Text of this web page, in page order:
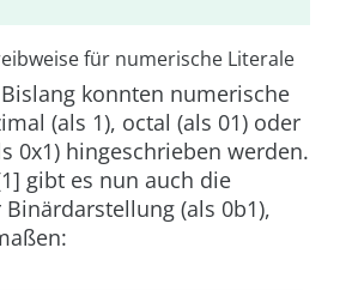
für numerische Literale
Bislang konnten numerische
(als 1), octal (als 01) oder
0x1) hingeschrieben werden.
gibt es nun auch die
(als 0b1),